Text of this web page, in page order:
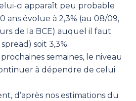
ci apparaît peu probable
ans évolue à 2,3% (au 08/09,
de la BCE) auquel il faut
soit 3,3%.
prochaines semaines, le niveau
à dépendre de celui
d’après nos estimations du